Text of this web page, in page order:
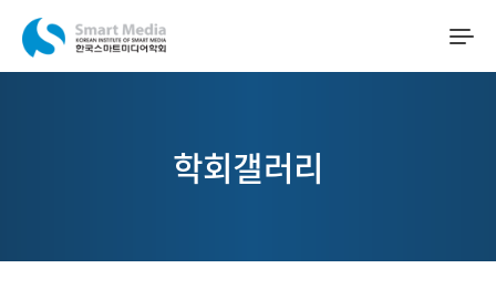
학회갤러리